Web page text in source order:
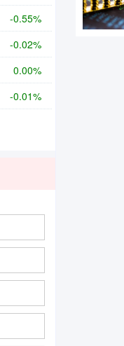
-0.55%
-0.02%
0.00%
-0.01%